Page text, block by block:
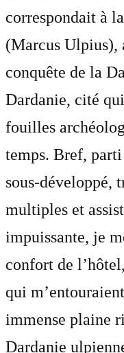
correspondait à
(Marcus Ulpius),
conquête de la
Dardanie, cité
fouilles
temps. Bref,
sous-développé,
multiples et
impuissante, je
confort de
qui
immense plaine
Dardanie